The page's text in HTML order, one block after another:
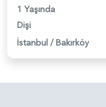
1 Yaşında
Dişi
İstanbul / Bakırköy